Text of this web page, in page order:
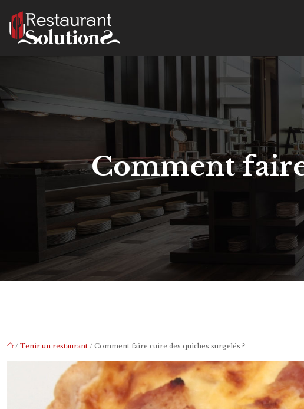
Comment
/ Tenir un restaurant / Comment faire cuire des quiches surgelés ?